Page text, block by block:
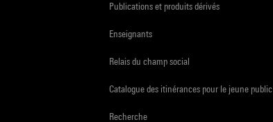
Publications et produits dérivés
Enseignants
Relais du champ social
Catalogue des itinérances pour le jeune public
Recherche